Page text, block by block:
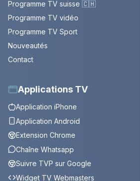
Programme TV suisse 🇨🇭
Programme TV vidéo
Programme TV Sport
Nouveautés
Contact
Applications TV
Application iPhone
Application Android
Extension Chrome
Chaîne Whatsapp
Suivre TVP sur Google
Widget TV Webmasters